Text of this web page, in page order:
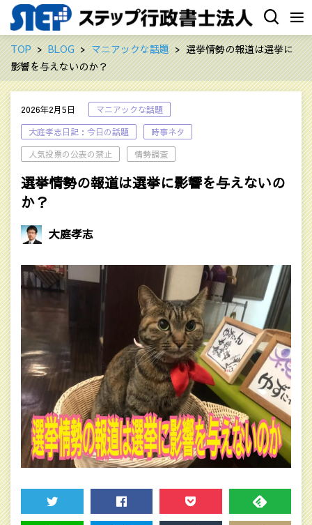
TOP BLOG マニアックな話題
選挙情勢の報道は選挙に
影響を与えないのか？
2026年2月5日
マニアックな話題
大庭孝志日記：今日の話題
時事ネタ
人気投票の公表の禁止
情勢調査
選挙情勢の報道は選挙に影響を与えないの
か？
大庭孝志
TWEET SHARE POCKET FEEDLY